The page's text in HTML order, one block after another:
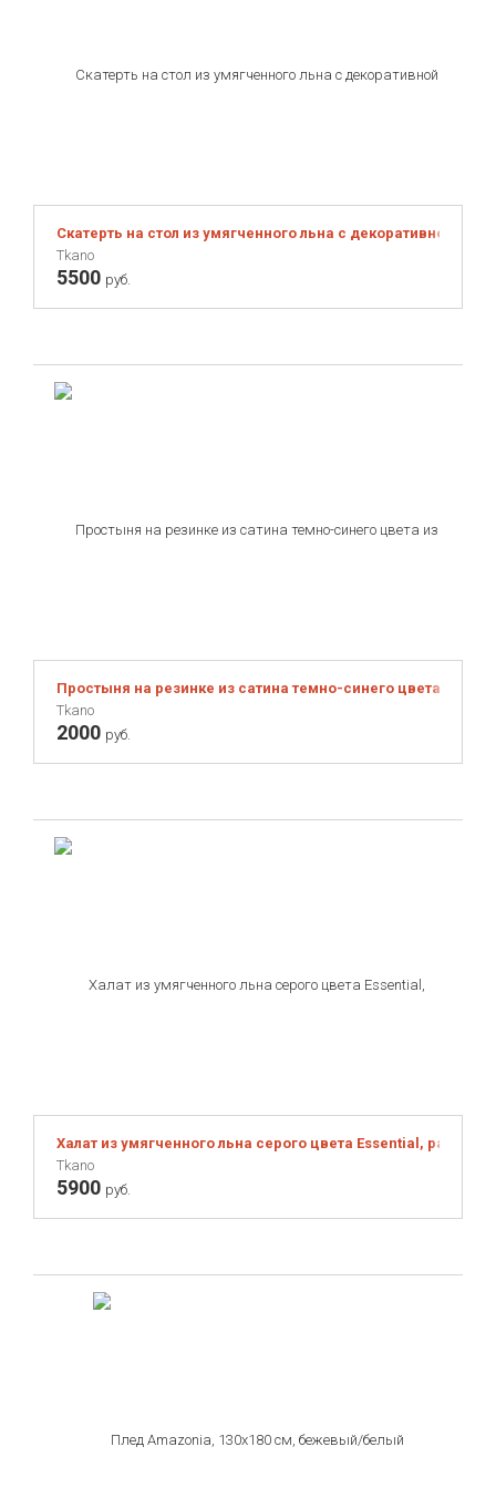
Скатерть на стол из умягченного льна с декоративной
Tkano
5500 руб.
Простыня на резинке из сатина темно-синего цвета из
Tkano
2000 руб.
Халат из умягченного льна серого цвета Essential, размер
Tkano
5900 руб.